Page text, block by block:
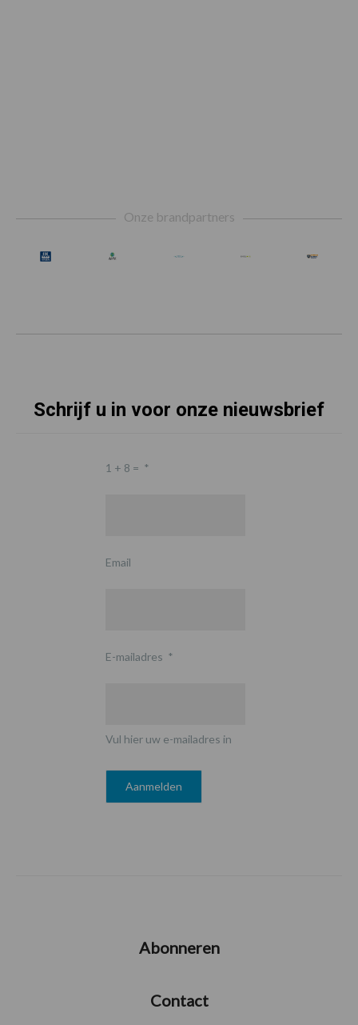
Onze brandpartners
Schrijf u in voor onze nieuwsbrief
1 + 8 = *
Email
E-mailadres *
Vul hier uw e-mailadres in
Abonneren
Contact